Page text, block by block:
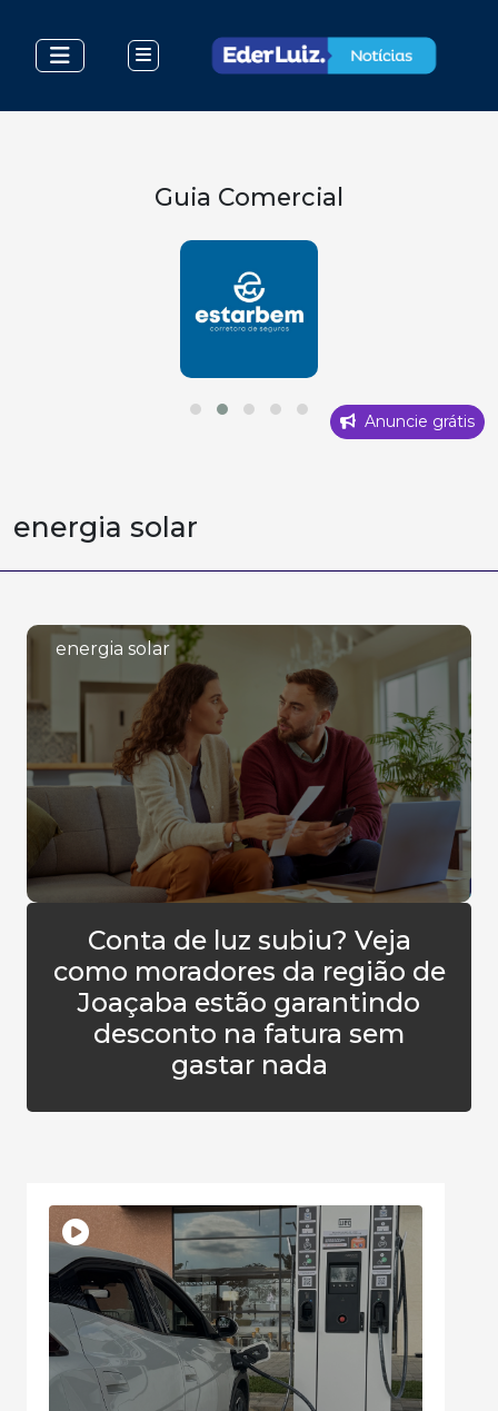
Guia Comercial
Anuncie grátis
energia solar
energia solar
Conta de luz subiu? Veja
como moradores da região de
Joaçaba estão garantindo
desconto na fatura sem
gastar nada